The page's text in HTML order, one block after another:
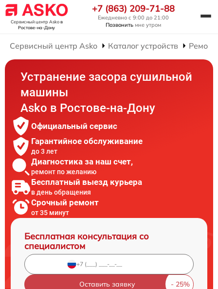
Сервисный центр Askoв
Ростове-на-Дону
+7 (863) 209-71-88
Ежедневно с 9:00 до 21:00
Позвонить мне утром
Сервисный центр Asko Каталог устройств
Устранение засора сушильной
машины
Asko в Ростове-на-Дону
Официальный сервис
Гарантийное обслуживание
до 3 лет
Диагностика за наш счет,
ремонт по желанию
Бесплатный выезд курьера
в день обращения
Срочный ремонт
от 35 минут
Бесплатная консультация со
специалистом
Оставить заявку